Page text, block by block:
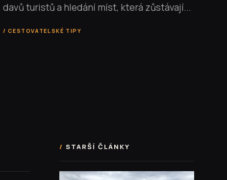
davů turistů a hledání míst, která zůstávají...
CESTOVATELSKÉ TIPY
STARŠÍ ČLÁNKY